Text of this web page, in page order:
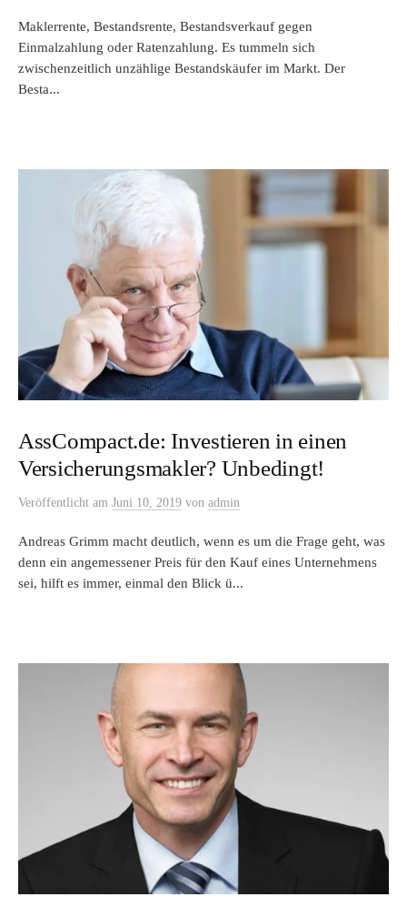
Maklerrente, Bestandsrente, Bestandsverkauf gegen
Einmalzahlung oder Ratenzahlung. Es tummeln sich
zwischenzeitlich unzählige Bestandskäufer im Markt. Der
Besta...
AssCompact.de: Investieren in einen
Versicherungsmakler? Unbedingt!
Veröffentlicht am Juni 10, 2019 von admin
Andreas Grimm macht deutlich, wenn es um die Frage geht, was
denn ein angemessener Preis für den Kauf eines Unternehmens
sei, hilft es immer, einmal den Blick ü...